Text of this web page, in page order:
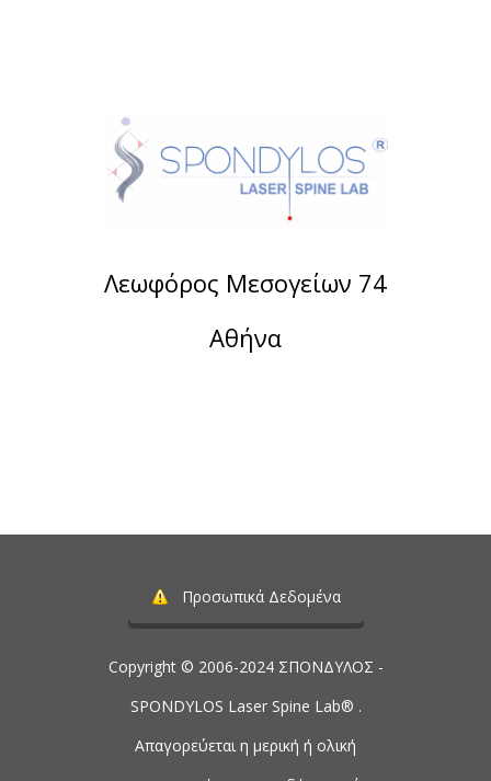
Λεωφόρος Μεσογείων 74
Αθήνα
Προσωπικά Δεδομένα
Copyright © 2006-2024 ΣΠΟΝΔΥΛΟΣ -
SPONDYLOS Laser Spine Lab® .
Απαγορεύεται η μερική ή ολική